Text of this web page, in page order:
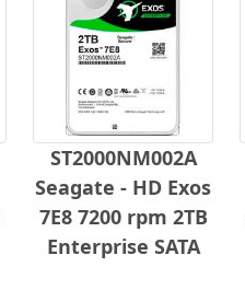
ST2000NM002A
Seagate - HD Exos
7E8 7200 rpm 2TB
Enterprise SATA